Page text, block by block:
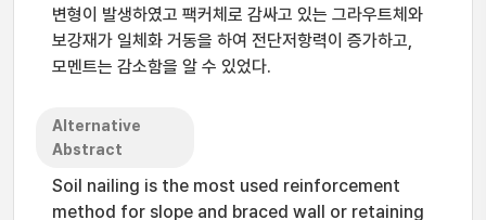
변형이 발생하였고 팩커체로 감싸고 있는 그라우트체와
보강재가 일체화 거동을 하여 전단저항력이 증가하고,
모멘트는 감소함을 알 수 있었다.
Alternative
Abstract
Soil nailing is the most used reinforcement
method for slope and braced wall or retaining